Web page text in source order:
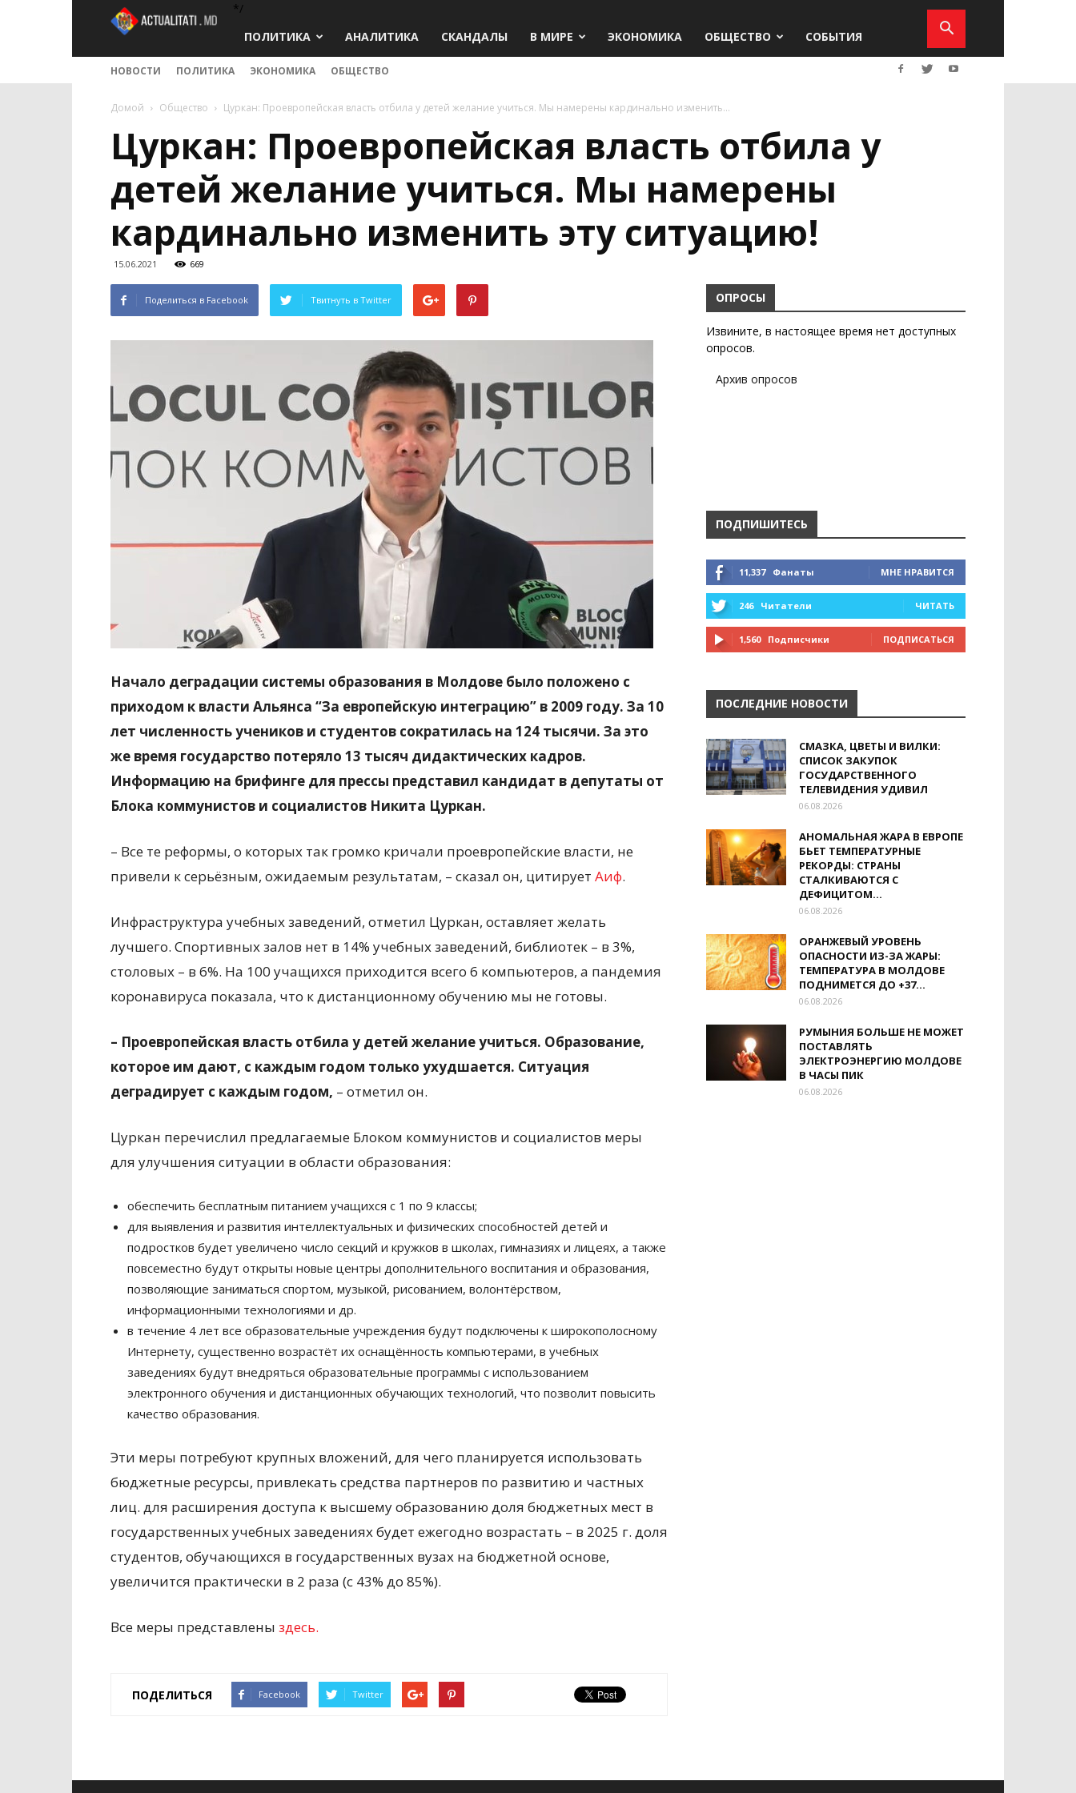
*/
ПОЛИТИКА
АНАЛИТИКА СКАНДАЛЫ В МИРЕ ЭКОНОМИКА ОБЩЕСТВО СОБЫТИЯ
НОВОСТИ ПОЛИТИКА ЭКОНОМИКА ОБЩЕСТВО
Домой Общество Цуркан: Проевропейская власть отбила у детей желание учиться. Мы намерены кардинально изменить...
Цуркан: Проевропейская власть отбила у
детей желание учиться. Мы намерены
кардинально изменить эту ситуацию!
15.06.2021 669
Поделиться в Facebook Твитнуть в Twitter
Начало деградации системы образования в Молдове было положено с
приходом к власти Альянса “За европейскую интеграцию” в 2009 году. За 10
лет численность учеников и студентов сократилась на 124 тысячи. За это
же время государство потеряло 13 тысяч дидактических кадров.
Информацию на брифинге для прессы представил кандидат в депутаты от
Блока коммунистов и социалистов Никита Цуркан.
– Все те реформы, о которых так громко кричали проевропейские власти, не
привели к серьёзным, ожидаемым результатам, – сказал он, цитирует Аиф.
Инфраструктура учебных заведений, отметил Цуркан, оставляет желать
лучшего. Спортивных залов нет в 14% учебных заведений, библиотек – в 3%,
столовых – в 6%. На 100 учащихся приходится всего 6 компьютеров, а пандемия
коронавируса показала, что к дистанционному обучению мы не готовы.
– Проевропейская власть отбила у детей желание учиться. Образование,
которое им дают, с каждым годом только ухудшается. Ситуация
деградирует с каждым годом, – отметил он.
Цуркан перечислил предлагаемые Блоком коммунистов и социалистов меры
для улучшения ситуации в области образования:
обеспечить бесплатным питанием учащихся с 1 по 9 классы;
для выявления и развития интеллектуальных и физических способностей детей и
подростков будет увеличено число секций и кружков в школах, гимназиях и лицеях, а также
повсеместно будут открыты новые центры дополнительного воспитания и образования,
позволяющие заниматься спортом, музыкой, рисованием, волонтёрством,
информационными технологиями и др.
в течение 4 лет все образовательные учреждения будут подключены к широкополосному
Интернету, существенно возрастёт их оснащённость компьютерами, в учебных
заведениях будут внедряться образовательные программы с использованием
электронного обучения и дистанционных обучающих технологий, что позволит повысить
качество образования.
Эти меры потребуют крупных вложений, для чего планируется использовать
бюджетные ресурсы, привлекать средства партнеров по развитию и частных
лиц. для расширения доступа к высшему образованию доля бюджетных мест в
государственных учебных заведениях будет ежегодно возрастать – в 2025 г. доля
студентов, обучающихся в государственных вузах на бюджетной основе,
увеличится практически в 2 раза (с 43% до 85%).
Все меры представлены здесь.
ПОДЕЛИТЬСЯ Facebook Twitter
ОПРОСЫ
Извините, в настоящее время нет доступных
опросов.
Архив опросов
ПОДПИШИТЕСЬ
11,337 Фанаты МНЕ НРАВИТСЯ
246 Читатели ЧИТАТЬ
1,560 Подписчики ПОДПИСАТЬСЯ
ПОСЛЕДНИЕ НОВОСТИ
СМАЗКА, ЦВЕТЫ И ВИЛКИ:
СПИСОК ЗАКУПОК
ГОСУДАРСТВЕННОГО
ТЕЛЕВИДЕНИЯ УДИВИЛ
06.08.2026
АНОМАЛЬНАЯ ЖАРА В ЕВРОПЕ
БЬЕТ ТЕМПЕРАТУРНЫЕ
РЕКОРДЫ: СТРАНЫ
СТАЛКИВАЮТСЯ С
ДЕФИЦИТОМ...
06.08.2026
ОРАНЖЕВЫЙ УРОВЕНЬ
ОПАСНОСТИ ИЗ-ЗА ЖАРЫ:
ТЕМПЕРАТУРА В МОЛДОВЕ
ПОДНИМЕТСЯ ДО +37...
06.08.2026
РУМЫНИЯ БОЛЬШЕ НЕ МОЖЕТ
ПОСТАВЛЯТЬ
ЭЛЕКТРОЭНЕРГИЮ МОЛДОВЕ
В ЧАСЫ ПИК
06.08.2026